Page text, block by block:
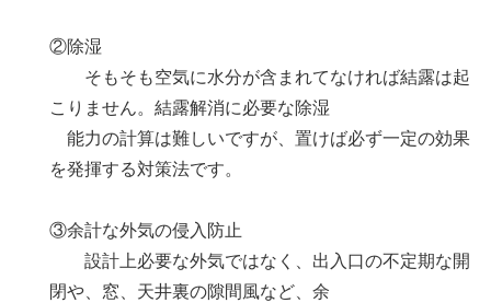
②除湿
そもそも空気に水分が含まれてなければ結露は起
こりません。結露解消に必要な除湿
能力の計算は難しいですが、置けば必ず一定の効果
を発揮する対策法です。
③余計な外気の侵入防止
設計上必要な外気ではなく、出入口の不定期な開
閉や、窓、天井裏の隙間風など、余